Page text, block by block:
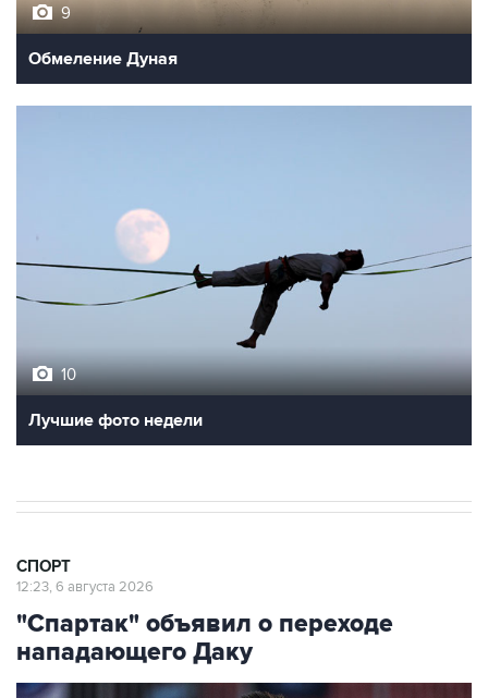
9
Обмеление Дуная
10
Лучшие фото недели
СПОРТ
12:23, 6 августа 2026
"Спартак" объявил о переходе
нападающего Даку